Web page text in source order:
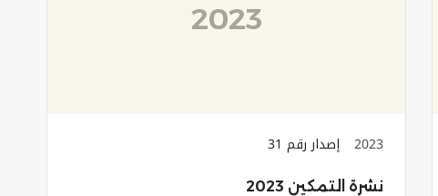
2023
2023 إصدار رقم 31
نشرة التمكين 2023